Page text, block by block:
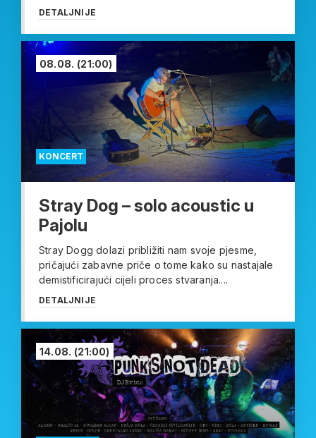
DETALJNIJE
KONCERT
08.08. (21:00)
Stray Dog – solo acoustic u
Pajolu
Stray Dogg dolazi približiti nam svoje pjesme,
pričajući zabavne priče o tome kako su nastajale
demistificirajući cijeli proces stvaranja....
DETALJNIJE
14.08. (21:00)